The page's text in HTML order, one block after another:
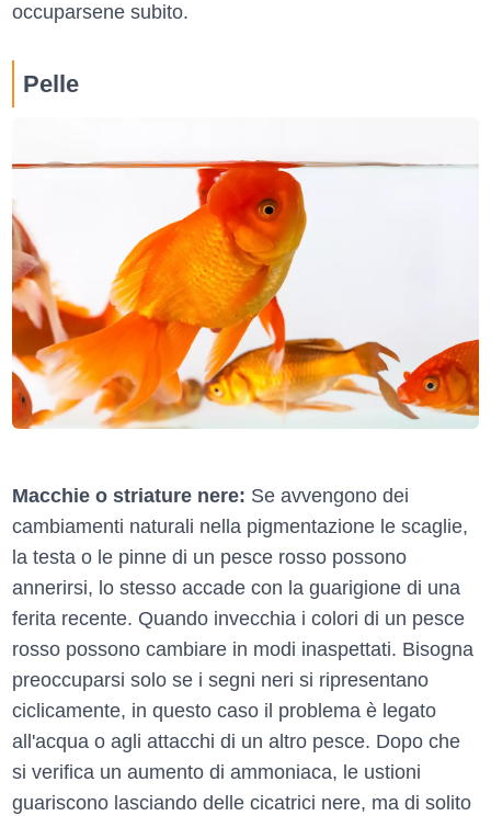
occuparsene subito.
Pelle
Macchie o striature nere: Se avvengono dei
cambiamenti naturali nella pigmentazione le scaglie,
la testa o le pinne di un pesce rosso possono
annerirsi, lo stesso accade con la guarigione di una
ferita recente. Quando invecchia i colori di un pesce
rosso possono cambiare in modi inaspettati. Bisogna
preoccuparsi solo se i segni neri si ripresentano
ciclicamente, in questo caso il problema è legato
all'acqua o agli attacchi di un altro pesce. Dopo che
si verifica un aumento di ammoniaca, le ustioni
guariscono lasciando delle cicatrici nere, ma di solito